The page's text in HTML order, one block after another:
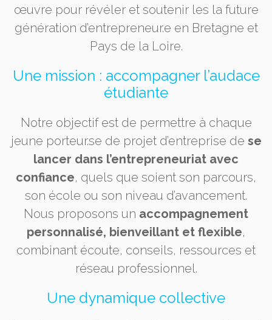
œuvre pour révéler et soutenir les la future
génération d’entrepreneur.e en Bretagne et
Pays de la Loire.
Une mission : accompagner l’audace
étudiante
Notre objectif est de permettre à chaque
jeune porteur.se de projet d’entreprise de se
lancer dans l’entrepreneuriat avec
confiance, quels que soient son parcours,
son école ou son niveau d’avancement.
Nous proposons un accompagnement
personnalisé, bienveillant et flexible,
combinant écoute, conseils, ressources et
réseau professionnel.
Une dynamique collective